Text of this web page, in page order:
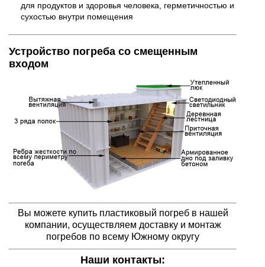
для продуктов и здоровья человека, герметичностью и
сухостью внутри помещения
Устройство погреба со смещенным
входом
Вы можете купить пластиковый погреб в нашей
компании, осуществляем доставку и монтаж
погребов по всему Южному округу
Наши контакты: